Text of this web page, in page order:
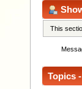
This
Topics